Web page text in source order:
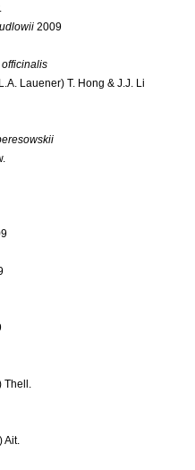
2009
officinalis
Lauener) T. Hong & J.J. Li
Thell.
Ait.